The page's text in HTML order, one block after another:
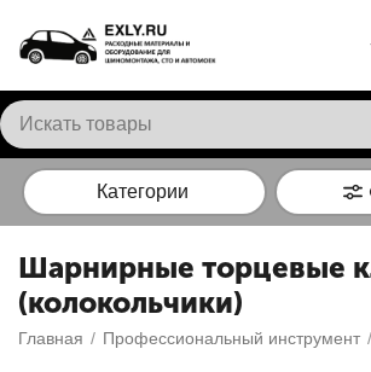
Категории
Шарнирные торцевые
(колокольчики)
Главная / Профессиональный инструмент /